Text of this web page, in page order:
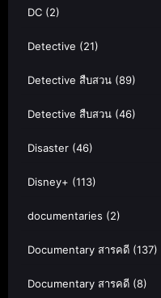
DC (2)
Detective (21)
Detective สืบสวน (89)
Detective สืบสวน (46)
Disaster (46)
Disney+ (113)
documentaries (2)
Documentary สารคดี (137)
Documentary สารคดี (8)